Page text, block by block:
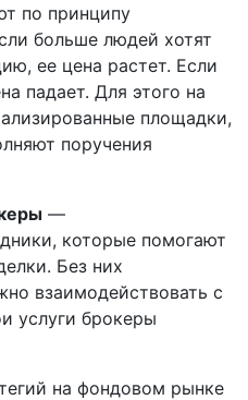
по принципу
больше людей хотят
ее цена растет. Если
падает. Для этого на
площадки,
поручения
—
которые помогают
Без них
взаимодействовать с
услуги брокеры
на фондовом рынке